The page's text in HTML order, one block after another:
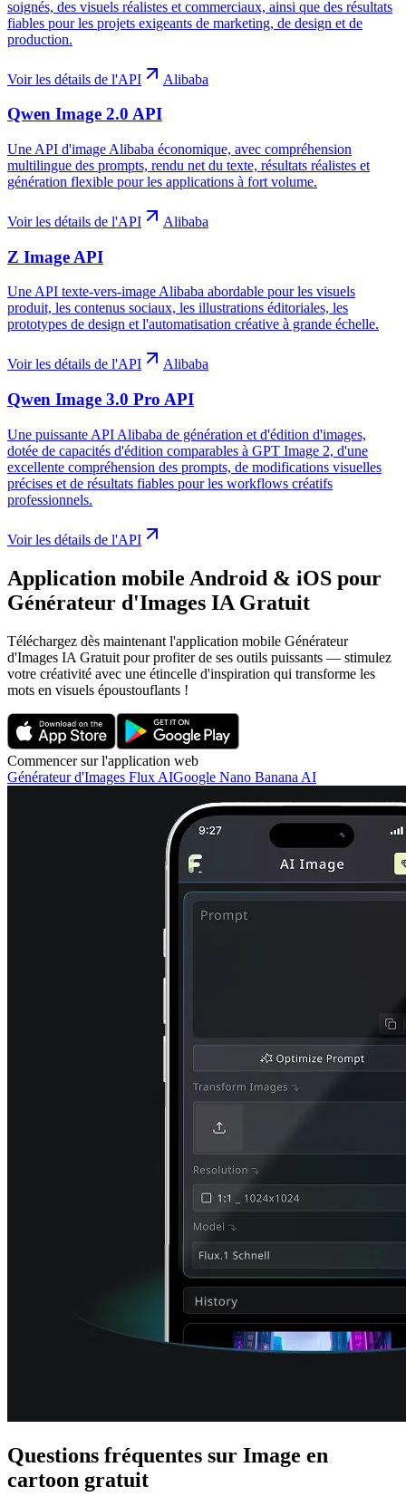
soignés, des visuels réalistes et commerciaux, ainsi que des résultats
fiables pour les projets exigeants de marketing, de design et de
production.
Voir les détails de l'API Alibaba
Qwen Image 2.0 API
Une API d'image Alibaba économique, avec compréhension
multilingue des prompts, rendu net du texte, résultats réalistes et
génération flexible pour les applications à fort volume.
Voir les détails de l'API Alibaba
Z Image API
Une API texte-vers-image Alibaba abordable pour les visuels
produit, les contenus sociaux, les illustrations éditoriales, les
prototypes de design et l'automatisation créative à grande échelle.
Voir les détails de l'API Alibaba
Qwen Image 3.0 Pro API
Une puissante API Alibaba de génération et d'édition d'images,
dotée de capacités d'édition comparables à GPT Image 2, d'une
excellente compréhension des prompts, de modifications visuelles
précises et de résultats fiables pour les workflows créatifs
professionnels.
Voir les détails de l'API
Application mobile Android & iOS pour
Générateur d'Images IA Gratuit
Téléchargez dès maintenant l'application mobile Générateur
d'Images IA Gratuit pour profiter de ses outils puissants — stimulez
votre créativité avec une étincelle d'inspiration qui transforme les
mots en visuels époustouflants !
Commencer sur l'application web
Générateur d'Images Flux AIGoogle Nano Banana AI
Questions fréquentes sur Image en
cartoon gratuit